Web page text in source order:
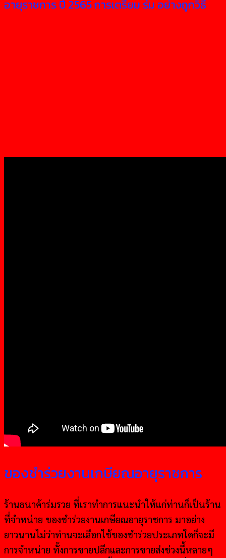
อายุราชการ ปี 2565 การเตรียม ร่ม อย่างถูกวิธี
ของชำร่วยงานเกษียณอายุราชการ
ร้านธนาค้าร่มรวย ที่เราทำการแนะนำให้แก่ท่านก็เป็นร้าน
ที่จำหน่าย ของชำร่วยงานเกษียณอายุราชการ มาอย่าง
ยาวนานไม่ว่าท่านจะเลือกใช้ของชำร่วยประเภทใดก็จะมี
การจำหน่าย ทั้งการขายปลีกและการขายส่งช่วงนี้หลายๆ